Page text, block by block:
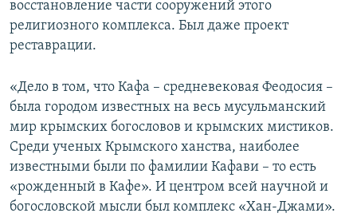
восстановление части сооружений этого
религиозного комплекса. Был даже проект
реставрации.
«Дело в том, что Кафа – средневековая Феодосия –
была городом известных на весь мусульманский
мир крымских богословов и крымских мистиков.
Среди ученых Крымского ханства, наиболее
известными были по фамилии Кафави – то есть
«рожденный в Кафе». И центром всей научной и
богословской мысли был комплекс «Хан-Джами».